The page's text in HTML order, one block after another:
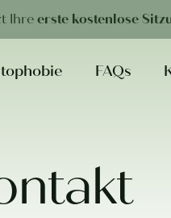
Ihre erste kostenlose
FAQs